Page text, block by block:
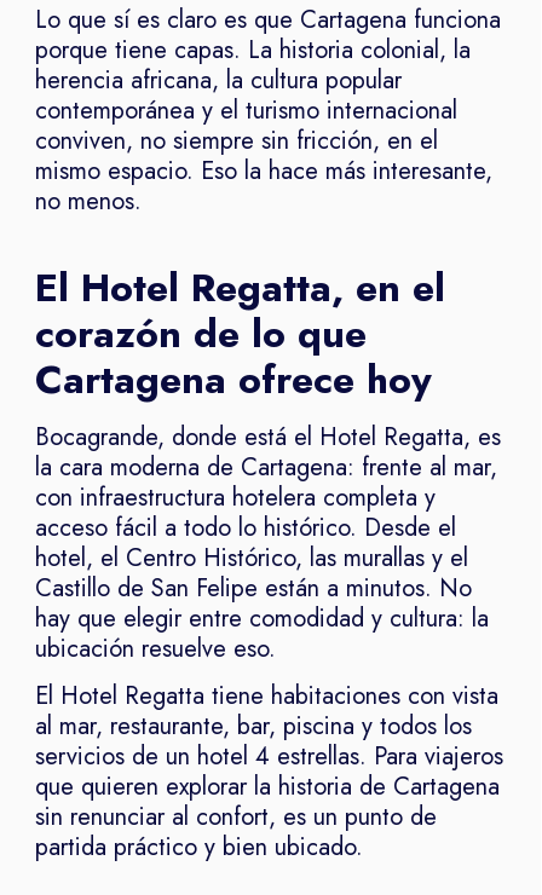
Lo que sí es claro es que Cartagena funciona
porque tiene capas. La historia colonial, la
herencia africana, la cultura popular
contemporánea y el turismo internacional
conviven, no siempre sin fricción, en el
mismo espacio. Eso la hace más interesante,
no menos.
El Hotel Regatta, en el
corazón de lo que
Cartagena ofrece hoy
Bocagrande, donde está el Hotel Regatta, es
la cara moderna de Cartagena: frente al mar,
con infraestructura hotelera completa y
acceso fácil a todo lo histórico. Desde el
hotel, el Centro Histórico, las murallas y el
Castillo de San Felipe están a minutos. No
hay que elegir entre comodidad y cultura: la
ubicación resuelve eso.
El Hotel Regatta tiene habitaciones con vista
al mar, restaurante, bar, piscina y todos los
servicios de un hotel 4 estrellas. Para viajeros
que quieren explorar la historia de Cartagena
sin renunciar al confort, es un punto de
partida práctico y bien ubicado.